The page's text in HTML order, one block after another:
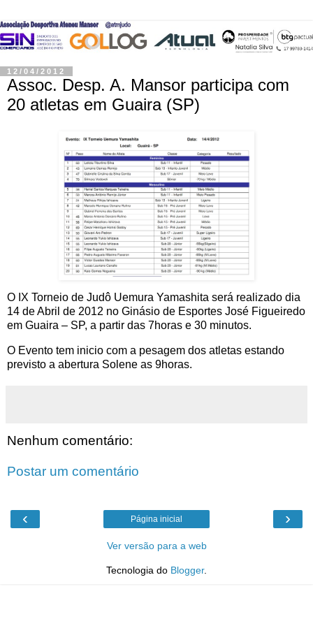
12/04/2012
Assoc. Desp. A. Mansor participa com
20 atletas em Guaira (SP)
O IX Torneio de Judô Uemura Yamashita será realizado dia
14 de Abril de 2012 no Ginásio de Esportes José Figueiredo
em Guaira – SP, a partir das 7horas e 30 minutos.
O Evento tem inicio com a pesagem dos atletas estando
previsto a abertura Solene as 9horas.
Nenhum comentário:
Postar um comentário
‹ ›
Página inicial
Ver versão para a web
Tecnologia do Blogger.